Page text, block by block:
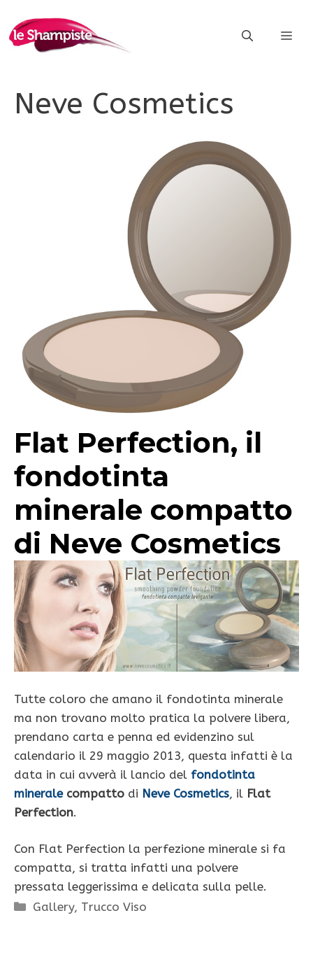
contenuto
Neve Cosmetics
Flat Perfection, il
fondotinta
minerale compatto
di Neve Cosmetics
Tutte coloro che amano il fondotinta minerale
ma non trovano molto pratica la polvere libera,
prendano carta e penna ed evidenzino sul
calendario il 29 maggio 2013, questa infatti è la
data in cui avverà il lancio del fondotinta
mineralecompatto di Neve Cosmetics, il Flat
Perfection.
Con Flat Perfection la perfezione minerale si fa
compatta, si tratta infatti una polvere
pressata leggerissima e delicata sulla pelle.
Categorie
Gallery, Trucco Viso